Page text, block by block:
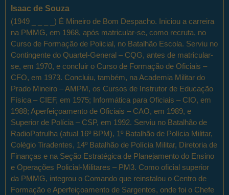
Isaac de Souza
(1949 _ _ _ _) É Mineiro de Bom Despacho. Iniciou a carreira
na PMMG, em 1968, após matricular-se, como recruta, no
Curso de Formação de Policial, no Batalhão Escola. Serviu no
Contingente do Quartel-General – CQG, antes de matricular-
se, em 1970, e concluir o Curso de Formação de Oficiais –
CFO, em 1973. Concluiu, também, na Academia Militar do
Prado Mineiro – AMPM, os Cursos de Instrutor de Educação
Física – CIEF, em 1975; Informática para Oficiais – CIO, em
1988; Aperfeiçoamento de Oficiais – CAO, em 1989, e
Superior de Polícia – CSP, em 1992. Serviu no Batalhão de
RadioPatrulha (atual 16º BPM), 1º Batalhão de Polícia Militar,
Colégio Tiradentes, 14º Batalhão de Polícia Militar, Diretoria de
Finanças e na Seção Estratégica de Planejamento do Ensino
e Operações Policial-Militares – PM3. Como oficial superior
da PMMG, integrou o Comando que reinstalou o Centro de
Formação e Aperfeiçoamento de Sargentos, onde foi o Chefe